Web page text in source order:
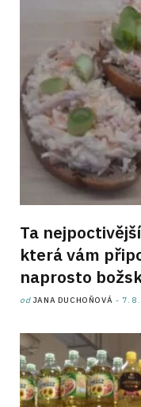
Ta
která vám
naprosto
od JANA DUCHOŇOVÁ 7.